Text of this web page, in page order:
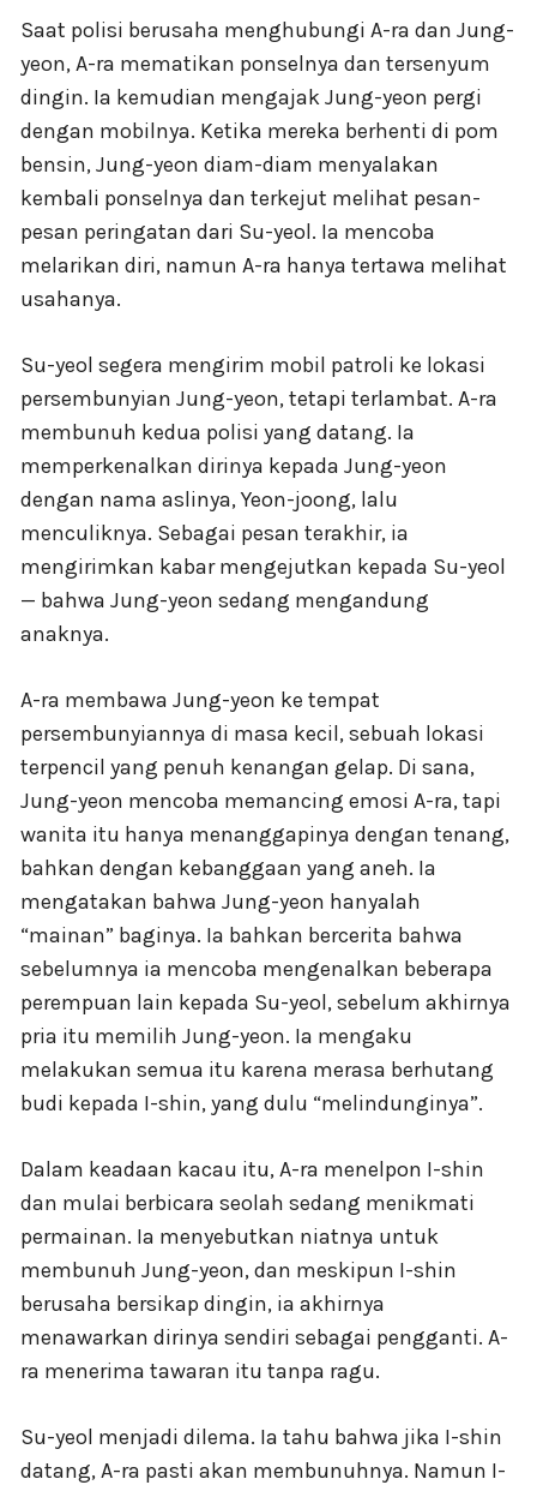
Saat polisi berusaha menghubungi A-ra dan Jung-
yeon, A-ra mematikan ponselnya dan tersenyum
dingin. Ia kemudian mengajak Jung-yeon pergi
dengan mobilnya. Ketika mereka berhenti di pom
bensin, Jung-yeon diam-diam menyalakan
kembali ponselnya dan terkejut melihat pesan-
pesan peringatan dari Su-yeol. Ia mencoba
melarikan diri, namun A-ra hanya tertawa melihat
usahanya.
Su-yeol segera mengirim mobil patroli ke lokasi
persembunyian Jung-yeon, tetapi terlambat. A-ra
membunuh kedua polisi yang datang. Ia
memperkenalkan dirinya kepada Jung-yeon
dengan nama aslinya, Yeon-joong, lalu
menculiknya. Sebagai pesan terakhir, ia
mengirimkan kabar mengejutkan kepada Su-yeol
— bahwa Jung-yeon sedang mengandung
anaknya.
A-ra membawa Jung-yeon ke tempat
persembunyiannya di masa kecil, sebuah lokasi
terpencil yang penuh kenangan gelap. Di sana,
Jung-yeon mencoba memancing emosi A-ra, tapi
wanita itu hanya menanggapinya dengan tenang,
bahkan dengan kebanggaan yang aneh. Ia
mengatakan bahwa Jung-yeon hanyalah
“mainan” baginya. Ia bahkan bercerita bahwa
sebelumnya ia mencoba mengenalkan beberapa
perempuan lain kepada Su-yeol, sebelum akhirnya
pria itu memilih Jung-yeon. Ia mengaku
melakukan semua itu karena merasa berhutang
budi kepada I-shin, yang dulu “melindunginya”.
Dalam keadaan kacau itu, A-ra menelpon I-shin
dan mulai berbicara seolah sedang menikmati
permainan. Ia menyebutkan niatnya untuk
membunuh Jung-yeon, dan meskipun I-shin
berusaha bersikap dingin, ia akhirnya
menawarkan dirinya sendiri sebagai pengganti. A-
ra menerima tawaran itu tanpa ragu.
Su-yeol menjadi dilema. Ia tahu bahwa jika I-shin
datang, A-ra pasti akan membunuhnya. Namun I-